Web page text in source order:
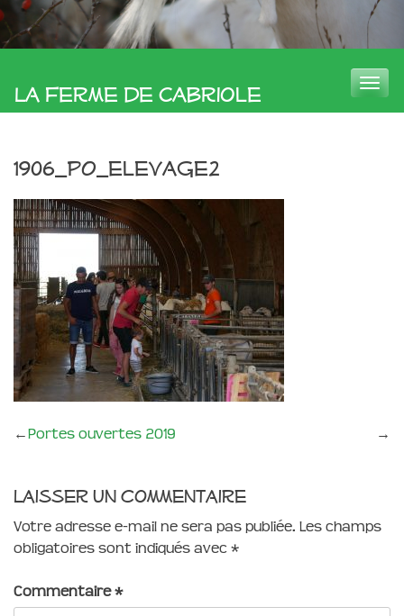
La Ferme de Cabriole
Toggle
1906_PO_elevage2
←Portes ouvertes 2019 →
Laisser un commentaire
Votre adresse e-mail ne sera pas publiée. Les champs
obligatoires sont indiqués avec *
Commentaire*